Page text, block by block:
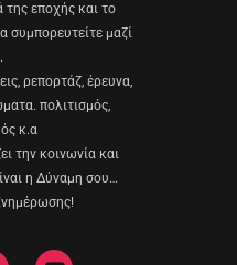
της εποχής και το
συμπορευτείτε μαζί
ρεπορτάζ, έρευνα,
πολιτισμός,
κ.α
την κοινωνία και
η Δύναμη σου…